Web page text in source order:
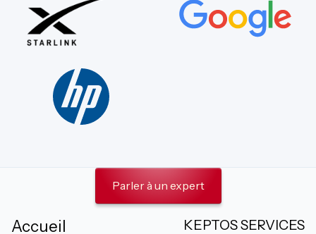
Parler à un expert
Accueil KEPTOS SERVICES